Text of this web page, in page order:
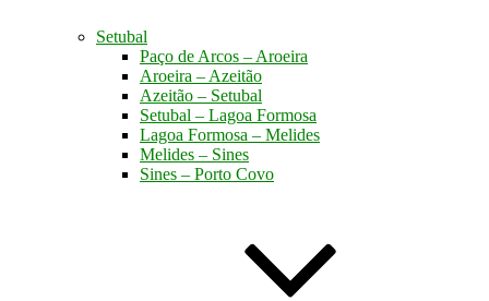
Setubal
Paço de Arcos – Aroeira
Aroeira – Azeitão
Azeitão – Setubal
Setubal – Lagoa Formosa
Lagoa Formosa – Melides
Melides – Sines
Sines – Porto Covo